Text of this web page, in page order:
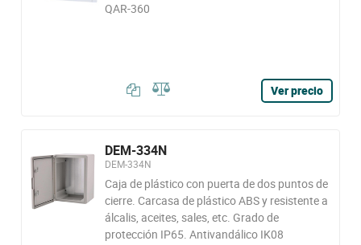
QAR-360
Ver precio
DEM-334N
DEM-334N
Caja de plástico con puerta de dos puntos de
cierre. Carcasa de plástico ABS y resistente a
álcalis, aceites, sales, etc. Grado de
protección IP65. Antivandálico IK08